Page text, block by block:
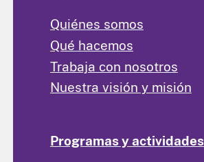
Quiénes somos
Qué hacemos
Trabaja con nosotros
Nuestra visión y misión
Programas y actividades